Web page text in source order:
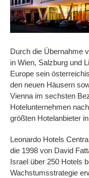
Durch die Übernahme
in Wien, Salzburg und
Europe sein
den neuen Häusern
Vienna im sechsten
Hotelunternehmen
größten Hotelanbieter
Leonardo Hotels
die 1998 von David
Israel über 250 Hotels
Wachstumsstrategie